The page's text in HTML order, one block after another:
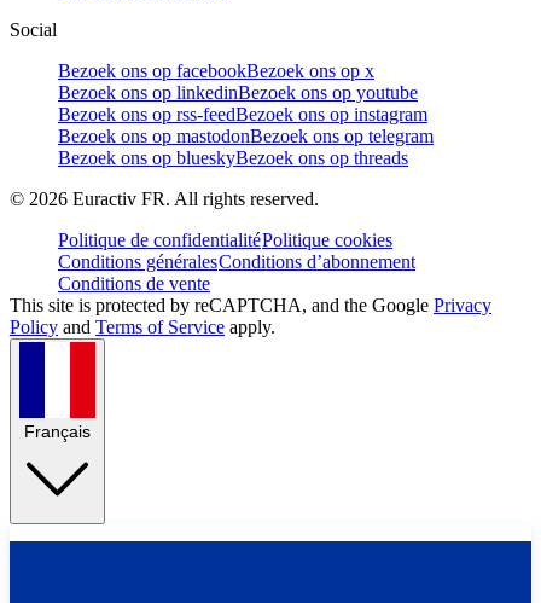
Social
Bezoek ons op facebookBezoek ons op x
Bezoek ons op linkedinBezoek ons op youtube
Bezoek ons op rss-feedBezoek ons op instagram
Bezoek ons op mastodonBezoek ons op telegram
Bezoek ons op blueskyBezoek ons op threads
© 2026 Euractiv FR. All rights reserved.
Politique de confidentialitéPolitique cookies
Conditions généralesConditions d’abonnement
Conditions de vente
This site is protected by reCAPTCHA, and the Google Privacy
Policy and Terms of Service apply.
Français